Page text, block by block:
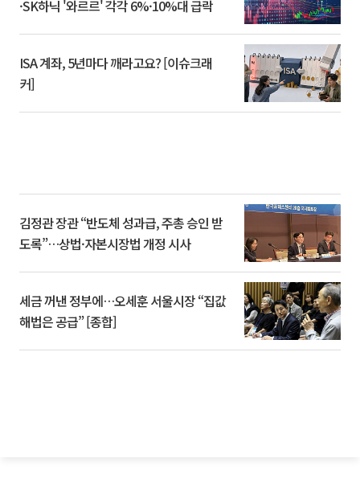
·SK하닉 '와르르' 각각 6%·10%대 급락
ISA 계좌, 5년마다 깨라고요? [이슈크래
커]
김정관 장관 “반도체 성과급, 주총 승인 받
도록”…상법·자본시장법 개정 시사
세금 꺼낸 정부에…오세훈 서울시장 “집값
해법은 공급” [종합]